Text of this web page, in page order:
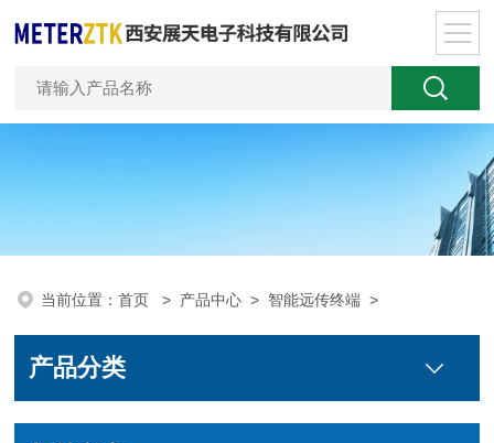
当前位置：首页 > 产品中心 > 智能远传终端 >
产品分类